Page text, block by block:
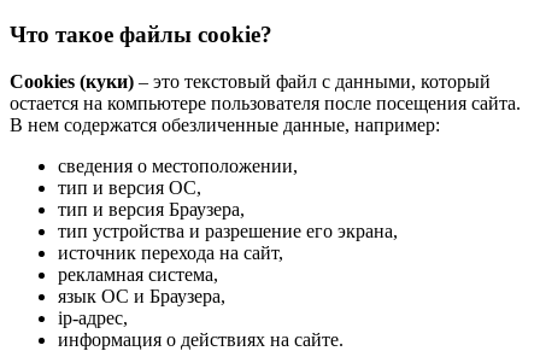
Что такое файлы cookie?
Cookies (куки) – это текстовый файл с данными, который
остается на компьютере пользователя после посещения сайта.
В нем содержатся обезличенные данные, например:
сведения о местоположении,
тип и версия ОС,
тип и версия Браузера,
тип устройства и разрешение его экрана,
источник перехода на сайт,
рекламная система,
язык ОС и Браузера,
ip-адрес,
информация о действиях на сайте.